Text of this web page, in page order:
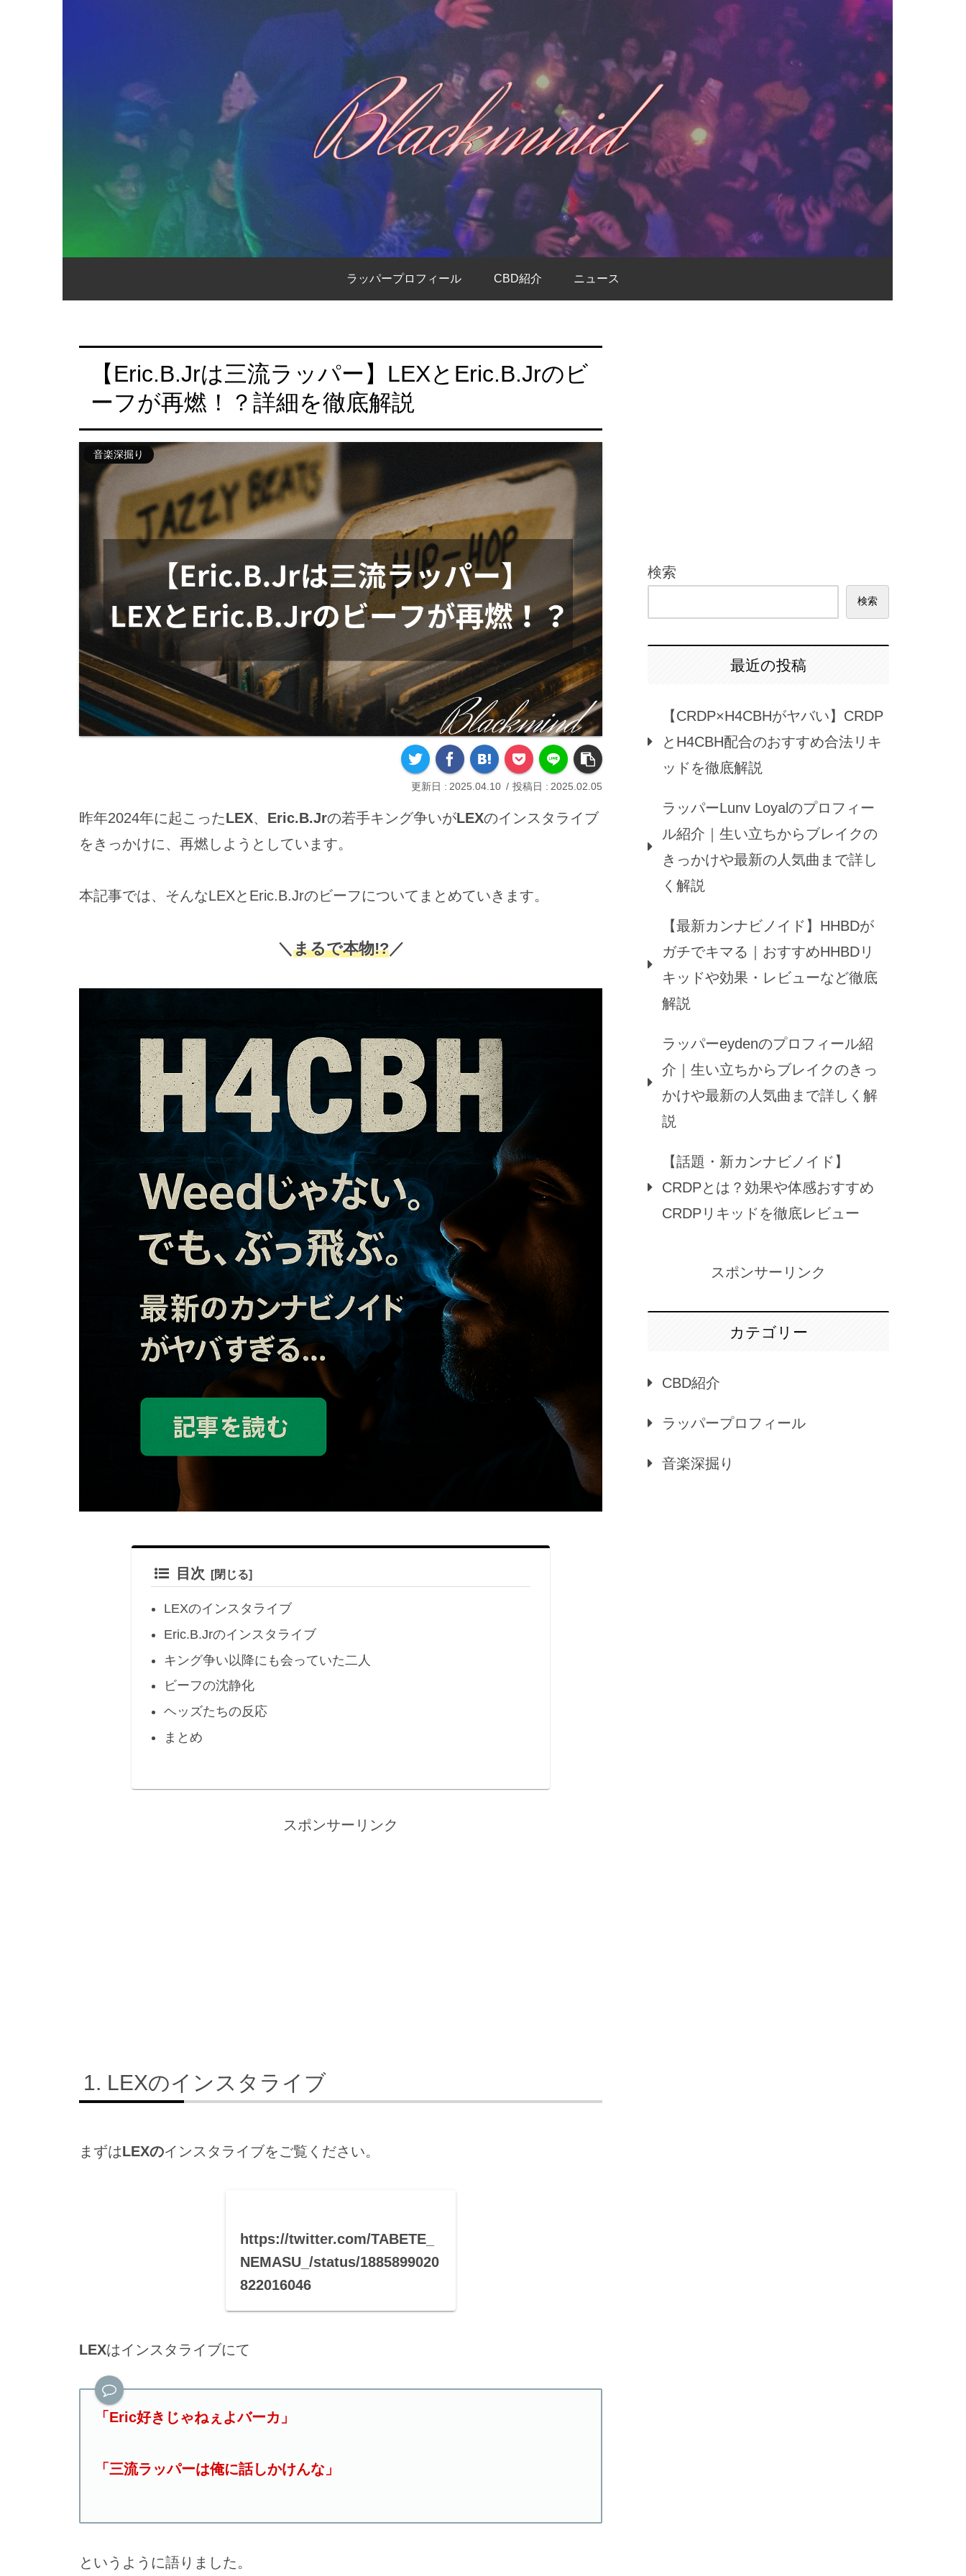
ラッパープロフィール CBD紹介 ニュース
【Eric.B.Jrは三流ラッパー】LEXとEric.B.Jrのビ
ーフが再燃！？詳細を徹底解説
音楽深掘り
2025.04.10 2025.02.05
昨年2024年に起こったLEX、 Eric.B.Jrの若手キング争いがLEXのインスタライブ
をきっかけに、再燃しようとしています。
本記事では、そんなLEXとEric.B.Jrのビーフについてまとめていきます。
＼まるで本物!?／
目次
LEXのインスタライブ
Eric.B.Jrのインスタライブ
キング争い以降にも会っていた二人
ビーフの沈静化
ヘッズたちの反応
まとめ
スポンサーリンク
LEXのインスタライブ
まずはLEXのインスタライブをご覧ください。
https://twitter.com/TABETE_
NEMASU_/status/1885899020
822016046
LEXはインスタライブにて
「Eric好きじゃねぇよバーカ」
「三流ラッパーは俺に話しかけんな」
というように語りました。
検索
検索
最近の投稿
【CRDP×H4CBHがヤバい】CRDP
とH4CBH配合のおすすめ合法リキ
ッドを徹底解説
ラッパーLunv Loyalのプロフィー
ル紹介｜生い立ちからブレイクの
きっかけや最新の人気曲まで詳し
く解説
【最新カンナビノイド】HHBDが
ガチでキマる｜おすすめHHBDリ
キッドや効果・レビューなど徹底
解説
ラッパーeydenのプロフィール紹
介｜生い立ちからブレイクのきっ
かけや最新の人気曲まで詳しく解
説
【話題・新カンナビノイド】
CRDPとは？効果や体感おすすめ
CRDPリキッドを徹底レビュー
スポンサーリンク
カテゴリー
CBD紹介
ラッパープロフィール
音楽深掘り